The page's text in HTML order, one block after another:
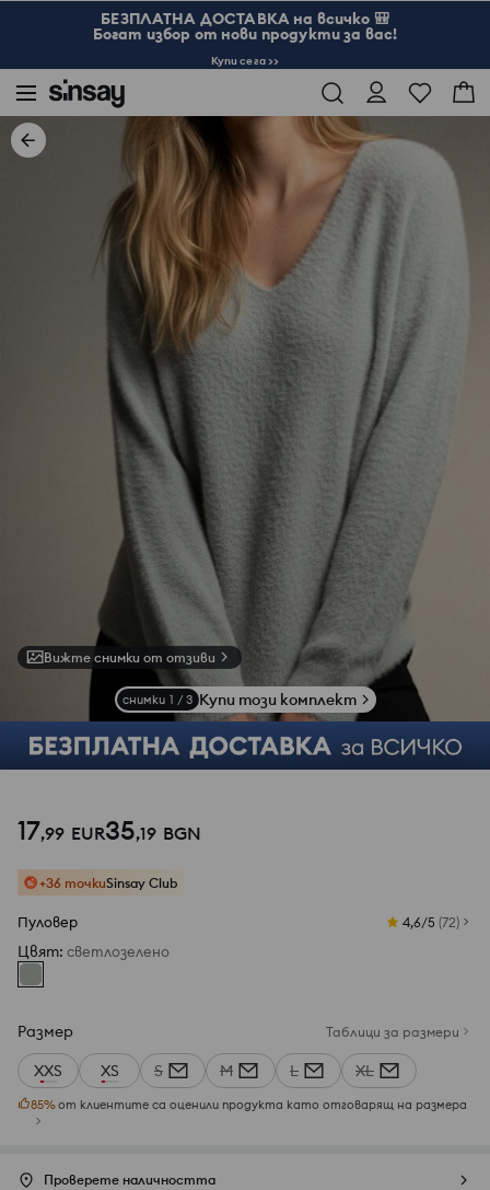
БЕЗПЛАТНА ДОСТАВКА на всичко 🎒
Богат избор от нови продукти за вас!
Купи сега >>
Вижте снимки от отзиви
снимки 1 / 3 Купи този комплект
17,99 EUR35,19 BGN
+36 точкиSinsay Club
Пуловер 4,6/5 (72)
Цвят: светлозелено
Размер Таблици за размери
XXS XS S M L XL
85%от клиентите са оценили продукта като отговарящ на размера
Проверете наличността